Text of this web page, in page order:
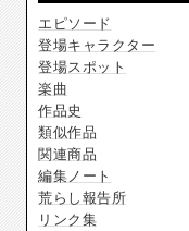
エピソード
登場キャラクター
登場スポット
楽曲
作品史
類似作品
関連商品
編集ノート
荒らし報告所
リンク集